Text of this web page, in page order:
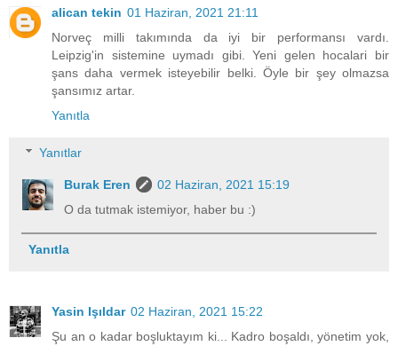
alican tekin 01 Haziran, 2021 21:11
Norveç milli takımında da iyi bir performansı vardı.
Leipzig'in sistemine uymadı gibi. Yeni gelen hocalari bir
şans daha vermek isteyebilir belki. Öyle bir şey olmazsa
şansımız artar.
Yanıtla
Yanıtlar
Burak Eren
02 Haziran, 2021 15:19
O da tutmak istemiyor, haber bu :)
Yanıtla
Yasin Işıldar 02 Haziran, 2021 15:22
Şu an o kadar boşluktayım ki... Kadro boşaldı, yönetim yok,